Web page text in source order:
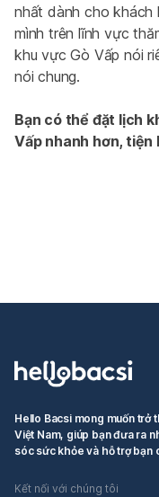
nhất dành cho khách
mình trên lĩnh vực
khu vực Gò Vấp nói
nói chung.
Bạn có thể đặt lịch
Vấp nhanh hơn, tiện
Hello Bacsi mong muốn trở
Việt Nam, giúp bạn đưa ra
sóc sức khỏe và hỗ trợ bạn
Kết nối với chúng tôi